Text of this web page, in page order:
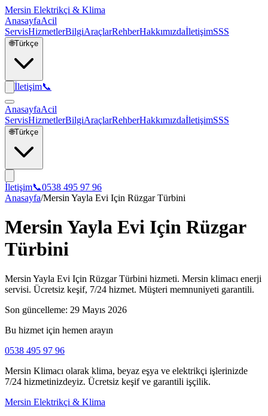
Mersin Elektrikçi & Klima
AnasayfaAcil
ServisHizmetlerBilgiAraçlarRehberHakkımızdaİletişimSSS
🌐Türkçe
İletişim📞
AnasayfaAcil
ServisHizmetlerBilgiAraçlarRehberHakkımızdaİletişimSSS
🌐Türkçe
İletişim📞0538 495 97 96
Anasayfa/Mersin Yayla Evi Için Rüzgar Türbini
Mersin Yayla Evi Için Rüzgar
Türbini
Mersin Yayla Evi Için Rüzgar Türbini hizmeti. Mersin klimacı enerji
servisi. Ücretsiz keşif, 7/24 hizmet. Müşteri memnuniyeti garantili.
Son güncelleme: 29 Mayıs 2026
Bu hizmet için hemen arayın
0538 495 97 96
Mersin Klimacı olarak klima, beyaz eşya ve elektrikçi işlerinizde
7/24 hizmetinizdeyiz. Ücretsiz keşif ve garantili işçilik.
Mersin Elektrikçi & Klima